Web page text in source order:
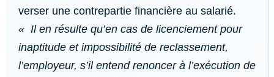
verser une contrepartie financière au salarié.
« Il en résulte qu’en cas de licenciement pour
inaptitude et impossibilité de reclassement,
l’employeur, s’il entend renoncer à l’exécution de